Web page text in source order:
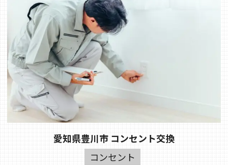
愛知県豊川市 コンセント交換
コンセント